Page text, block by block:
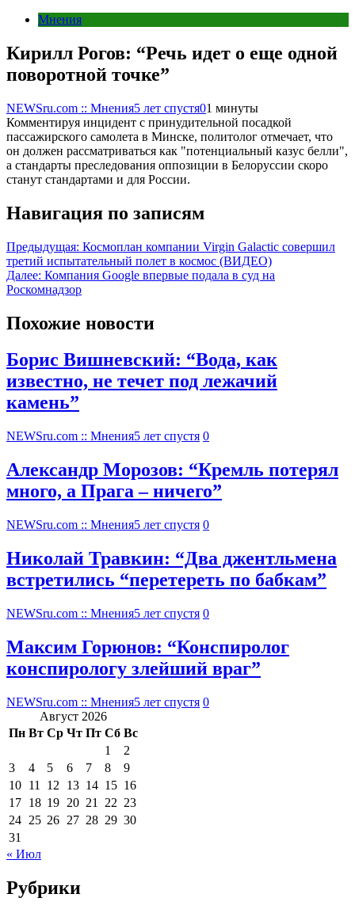
Мнения
Кирилл Рогов: “Речь идет о еще одной
поворотной точке”
NEWSru.com :: Мнения5 лет спустя01 минуты
Комментируя инцидент с принудительной посадкой
пассажирского самолета в Минске, политолог отмечает, что
он должен рассматриваться как "потенциальный казус белли",
а стандарты преследования оппозиции в Белоруссии скоро
станут стандартами и для России.
Навигация по записям
Предыдущая: Космоплан компании Virgin Galactic совершил
третий испытательный полет в космос (ВИДЕО)
Далее: Компания Google впервые подала в суд на
Роскомнадзор
Похожие новости
Борис Вишневский: “Вода, как
известно, не течет под лежачий
камень”
NEWSru.com :: Мнения5 лет спустя 0
Александр Морозов: “Кремль потерял
много, а Прага – ничего”
NEWSru.com :: Мнения5 лет спустя 0
Николай Травкин: “Два джентльмена
встретились “перетереть по бабкам”
NEWSru.com :: Мнения5 лет спустя 0
Максим Горюнов: “Конспиролог
конспирологу злейший враг”
NEWSru.com :: Мнения5 лет спустя 0
Август 2026
Пн Вт Ср Чт Пт Сб Вс
1
2
3
4 5 6 7 8
9
10 11 12 13 14 15 16
17 18 19 20 21 22 23
24 25 26 27 28 29 30
31
« Июл
Рубрики